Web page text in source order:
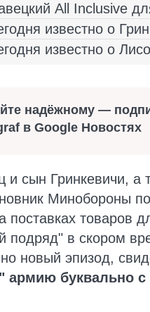
All Inclusive
известно о
известно о
надёжному —
в Google Новостях
и сын Гринкевичи,
Минобороны
поставках товаров
подряд" в скором
новый эпизод,
армию буквально